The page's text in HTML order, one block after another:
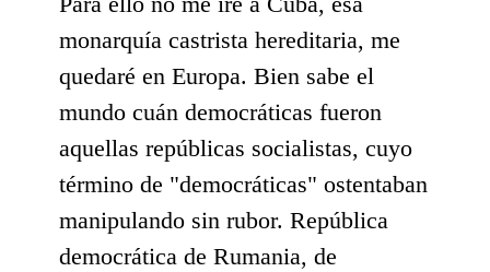
monarquía castrista hereditaria, me
quedaré en Europa. Bien sabe el
mundo cuán democráticas fueron
aquellas repúblicas socialistas, cuyo
término de "democráticas" ostentaban
manipulando sin rubor. República
democrática de Rumania, de